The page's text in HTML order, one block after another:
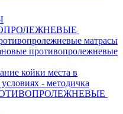
матрасы
противопролежневые
койки места в
- методичка